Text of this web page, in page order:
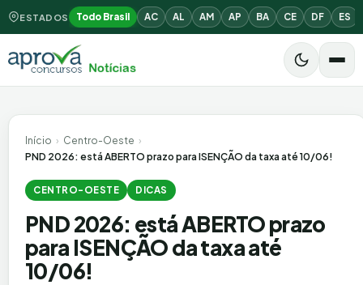
ESTADOS Todo Brasil AC AL AM AP BA CE DF ES
Início › Centro-Oeste ›
PND 2026: está ABERTO prazo para ISENÇÃO da taxa até 10/06!
CENTRO-OESTE DICAS
PND 2026: está ABERTO prazo
para ISENÇÃO da taxa até
10/06!